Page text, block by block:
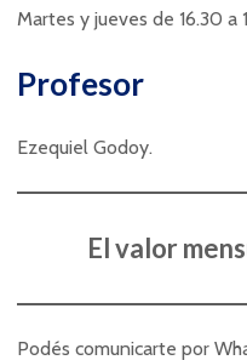
Martes y jueves de 16.30 a
Profesor
Ezequiel Godoy.
El valor
Podés comunicarte por